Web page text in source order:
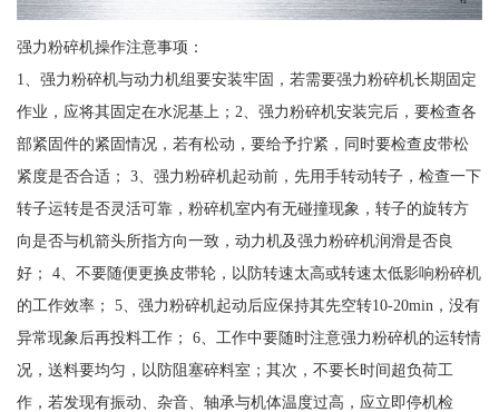
强力粉碎机操作注意事项：
1、强力粉碎机与动力机组要安装牢固，若需要强力粉碎机长期固定
作业，应将其固定在水泥基上；2、强力粉碎机安装完后，要检查各
部紧固件的紧固情况，若有松动，要给予拧紧，同时要检查皮带松
紧度是否合适； 3、强力粉碎机起动前，先用手转动转子，检查一下
转子运转是否灵活可靠，粉碎机室内有无碰撞现象，转子的旋转方
向是否与机箭头所指方向一致，动力机及强力粉碎机润滑是否良
好； 4、不要随便更换皮带轮，以防转速太高或转速太低影响粉碎机
的工作效率； 5、强力粉碎机起动后应保持其先空转10-20min，没有
异常现象后再投料工作； 6、工作中要随时注意强力粉碎机的运转情
况，送料要均匀，以防阻塞碎料室；其次，不要长时间超负荷工
作，若发现有振动、杂音、轴承与机体温度过高，应立即停机检